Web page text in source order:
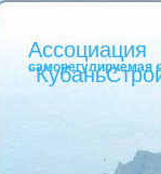
Ассоциация
саморегулируемая